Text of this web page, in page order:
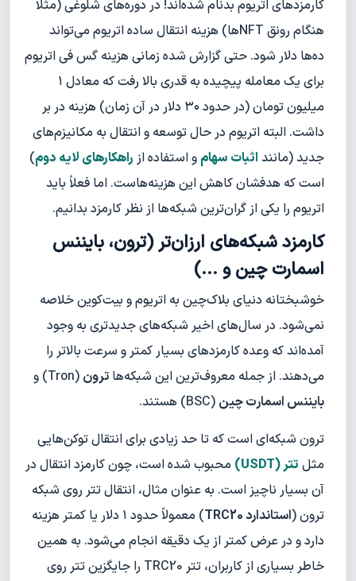
کارمزدهای اتریوم بدنام شده‌اند! در دوره‌های شلوغی (مثلاً
هنگام رونق NFTها) هزینه انتقال ساده اتریوم می‌تواند
ده‌ها دلار شود. حتی گزارش شده زمانی هزینه گس فی اتریوم
برای یک معامله پیچیده به قدری بالا رفت که معادل ۱
میلیون تومان (در حدود ۳۰ دلار در آن زمان) هزینه در بر
داشت. البته اتریوم در حال توسعه و انتقال به مکانیزم‌های
جدید (مانند اثبات سهام و استفاده از راهکارهای لایه دوم)
است که هدفشان کاهش این هزینه‌هاست. اما فعلاً باید
اتریوم را یکی از گران‌ترین شبکه‌ها از نظر کارمزد بدانیم.
کارمزد شبکه‌های ارزان‌تر (ترون، بایننس
اسمارت چین و ...)
خوشبختانه دنیای بلاک‌چین به اتریوم و بیت‌کوین خلاصه
نمی‌شود. در سال‌های اخیر شبکه‌های جدیدتری به وجود
آمده‌اند که وعده کارمزدهای بسیار کمتر و سرعت بالاتر را
می‌دهند. از جمله معروف‌ترین این شبکه‌ها ترون (Tron) و
بایننس اسمارت چین (BSC) هستند.
ترون شبکه‌ای است که تا حد زیادی برای انتقال توکن‌هایی
مثل تتر (USDT)
محبوب شده است، چون کارمزد انتقال در
آن بسیار ناچیز است. به عنوان مثال، انتقال تتر روی شبکه
ترون (استاندارد TRC20
) معمولاً حدود ۱ دلار یا کمتر هزینه
دارد و در عرض کمتر از یک دقیقه انجام می‌شود. به همین
خاطر بسیاری از کاربران، تتر TRC20 را جایگزین تتر روی